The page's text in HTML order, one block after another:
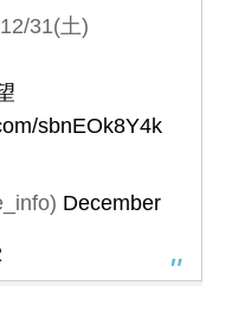
12/31(土)
sbnEOk8Y4k
December